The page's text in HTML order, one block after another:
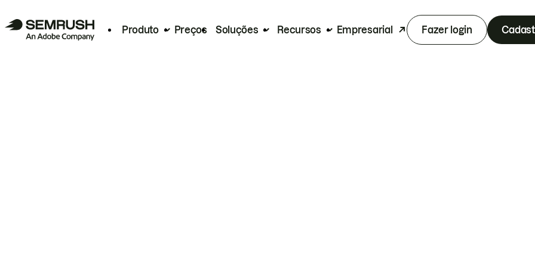
Produto Preços Soluções Recursos Empresarial Fazer login